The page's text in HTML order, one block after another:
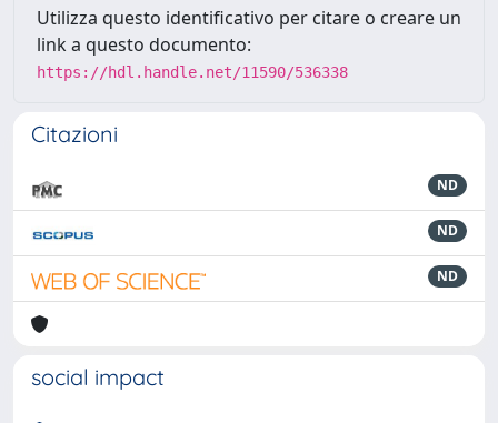
Utilizza questo identificativo per citare o creare un
link a questo documento:
https://hdl.handle.net/11590/536338
Citazioni
ND
ND
ND
social impact